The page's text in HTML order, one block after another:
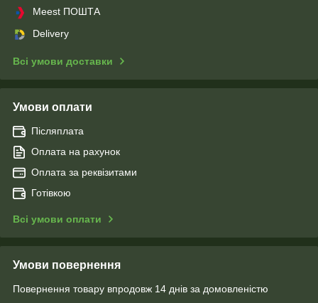
Meest ПОШТА
Delivery
Всі умови доставки
Умови оплати
Післяплата
Оплата на рахунок
Оплата за реквізитами
Готівкою
Всі умови оплати
Умови повернення
Повернення товару впродовж 14 днів за домовленістю